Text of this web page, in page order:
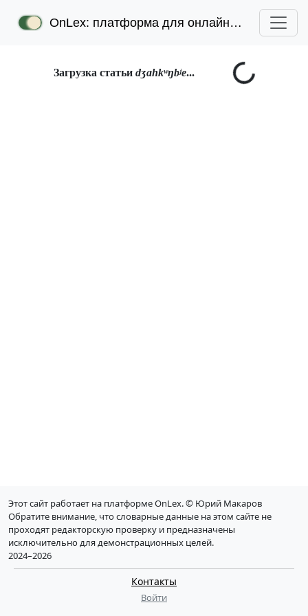
OnLex: платформа для онлайн-лексикографии
Загрузка статьи dʒahkʷŋbʲe...
Этот сайт работает на платформе OnLex. © Юрий Макаров
Обратите внимание, что словарные данные на этом сайте не
проходят редакторскую проверку и предназначены
исключительно для демонстрационных целей.
2024–2026
Контакты
Войти